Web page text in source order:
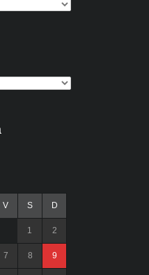
V S D
1 2
7 8 9